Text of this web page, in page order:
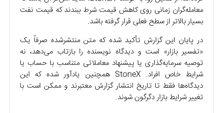
معامله‌گران زمانی روی کاهش قیمت شرط ببندند که قیمت نفت
بسیار بالاتر از سطح فعلی قرار گرفته باشد.
در پایان این گزارش تأکید شده که متن منتشرشده صرفاً یک
«تفسیر بازار» است و دیدگاه نویسنده را بازتاب می‌دهد، نه
توصیه سرمایه‌گذاری یا پیشنهاد معاملاتی متناسب با حساب یا
شرایط خاص افراد. StoneX همچنین یادآور شده که این
دیدگاه‌ها فقط تا تاریخ انتشار گزارش معتبرند و ممکن است با
تغییر شرایط بازار دگرگون شوند.